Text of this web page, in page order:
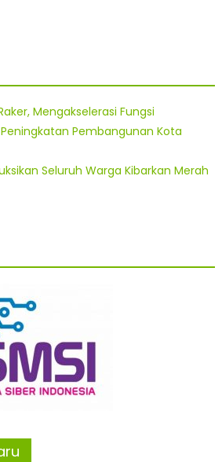
Mengakselerasi Fungsi
Pembangunan Kota
Seluruh Warga Kibarkan Merah